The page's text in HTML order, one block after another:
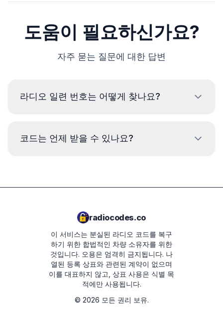
도움이 필요하신가요?
자주 묻는 질문에 대한 답변
라디오 일련 번호는 어떻게 찾나요?
서 코드를 확인해야 합니다. 주로 바코드 위나 아래에 있습
TVPQN14640E50V
T00AM2221T0368
T19QN202213382
T0MYD334011268
T00BE317750123
코드는 언제 받을 수 있나요?
radiocodes.co
이 서비스는 분실된 라디오 코드를 복구
하기 위한 합법적인 차량 소유자를 위한
것입니다. 오용은 엄격히 금지됩니다. 나
열된 등록 상표와 관련된 계약이 없으며
이를 대표하지 않고, 상표 사용은 식별 목
적에만 사용됩니다.
© 2026 모든 권리 보유.